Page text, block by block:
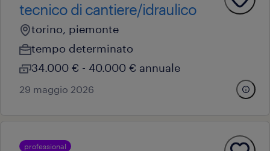
tecnico di cantiere/idraulico
torino, piemonte
tempo determinato
34.000 € - 40.000 € annuale
29 maggio 2026
professional